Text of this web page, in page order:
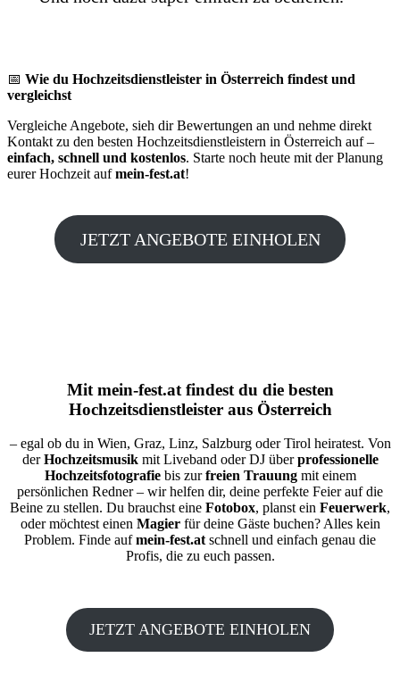
📅 Wie du Hochzeitsdienstleister in Österreich findest und
vergleichst
Vergleiche Angebote, sieh dir Bewertungen an und nehme direkt
Kontakt zu den besten Hochzeitsdienstleistern in Österreich auf –
einfach, schnell und kostenlos. Starte noch heute mit der Planung
eurer Hochzeit aufmein-fest.at!
JETZT ANGEBOTE EINHOLEN
Mit mein-fest.atfindest du die besten
Hochzeitsdienstleister aus Österreich
– egal ob du in Wien, Graz, Linz, Salzburg oder Tirol heiratest. Von
derHochzeitsmusikmit Liveband oder DJ überprofessionelle
Hochzeitsfotografiebis zurfreien Trauungmit einem
persönlichen Redner – wir helfen dir, deine perfekte Feier auf die
Beine zu stellen. Du brauchst eine Fotobox, planst ein Feuerwerk,
oder möchtest einen Magierfür deine Gäste buchen? Alles kein
Problem. Finde aufmein-fest.atschnell und einfach genau die
Profis, die zu euch passen.
JETZT ANGEBOTE EINHOLEN